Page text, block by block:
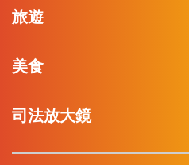
旅遊
美食
司法放大鏡